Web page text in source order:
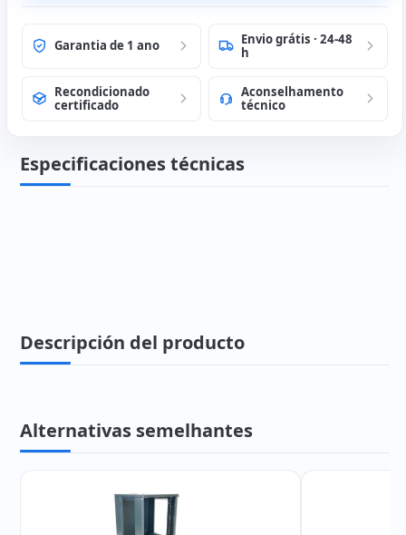
Garantia de 1 ano
Envio grátis · 24-48
h
Recondicionado
certificado
Aconselhamento
técnico
Especificaciones técnicas
Descripción del producto
Alternativas semelhantes